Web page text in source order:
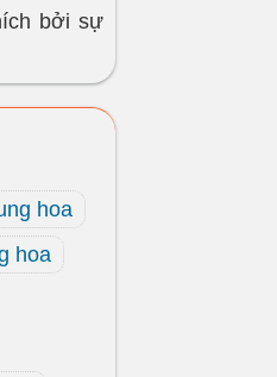
bởi sự
hoa
hoa